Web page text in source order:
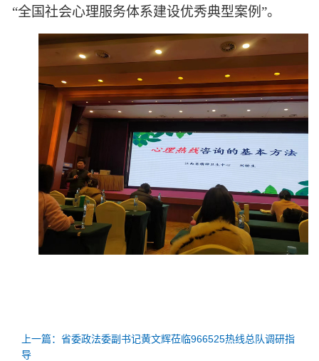
“全国社会心理服务体系建设优秀典型案例”。
上一篇：省委政法委副书记黄文辉莅临966525热线总队调研指
导